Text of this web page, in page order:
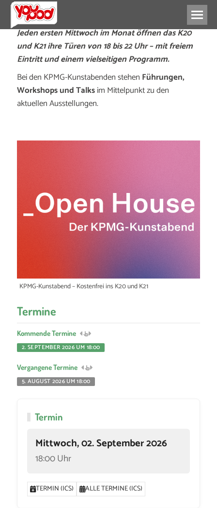
Jeden ersten Mittwoch im Monat öffnen das K20
und K21 ihre Türen von 18 bis 22 Uhr – mit freiem
Eintritt und einem vielseitigen Programm.
Bei den KPMG-Kunstabenden stehen Führungen,
Workshops und Talksim Mittelpunkt zu den
aktuellen Ausstellungen.
KPMG-Kunstabend – Kostenfrei ins K20 und K21
Termine
Kommende Termine
2. SEPTEMBER 2026 UM 18:00
Vergangene Termine
5. AUGUST 2026 UM 18:00
Termin
Mittwoch, 02. September 2026
18:00 Uhr
TERMIN (ICS) ALLE TERMINE (ICS)